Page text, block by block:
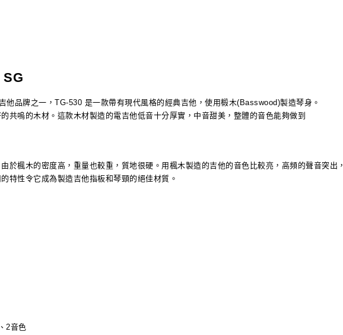
SG
他品牌之一，TG-530 是一款帶有現代風格的經典吉他，使用椴木(Basswood)製造琴身。
共嗚的木材。這款木材製造的電吉他低音十分厚實，中音甜美，整體的音色能夠做到
於楓木的密度高，重量也較重，質地很硬。用楓木製造的吉他的音色比較亮，高頻的聲音突出，
特性令它成為製造吉他指板和琴頸的絕佳材質。
2音色